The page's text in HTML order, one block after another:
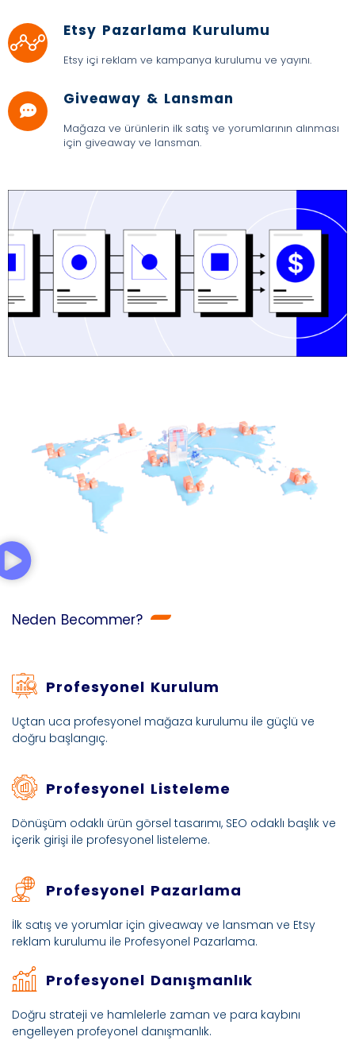
Etsy Pazarlama Kurulumu
Etsy içi reklam ve kampanya kurulumu ve yayını.
Giveaway & Lansman
Mağaza ve ürünlerin ilk satış ve yorumlarının alınması
için giveaway ve lansman.
Neden Becommer?
Profesyonel Kurulum
Uçtan uca profesyonel mağaza kurulumu ile güçlü ve
doğru başlangıç.
Profesyonel Listeleme
Dönüşüm odaklı ürün görsel tasarımı, SEO odaklı başlık ve
içerik girişi ile profesyonel listeleme.
Profesyonel Pazarlama
İlk satış ve yorumlar için giveaway ve lansman ve Etsy
reklam kurulumu ile Profesyonel Pazarlama.
Profesyonel Danışmanlık
Doğru strateji ve hamlelerle zaman ve para kaybını
engelleyen profeyonel danışmanlık.